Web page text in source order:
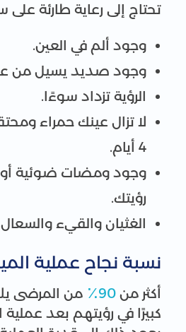
تحتاج إلى رعاية طارئة على
وجود ألم في العين.
وجود صديد يسيل من
الرؤية تزداد سوءًا.
4 أيام.
وجود ومضات ضوئية أو
رؤيتك.
الغثيان والقيء
نسبة نجاح عملية
أكثر من 90٪
من المرضى
كبيرًا في رؤيتهم بعد عملية